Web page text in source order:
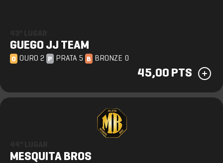
GUEGO JJ TEAM
O OURO 2 P PRATA 5 B BRONZE 0
45,00 PTS
MESQUITA BROS